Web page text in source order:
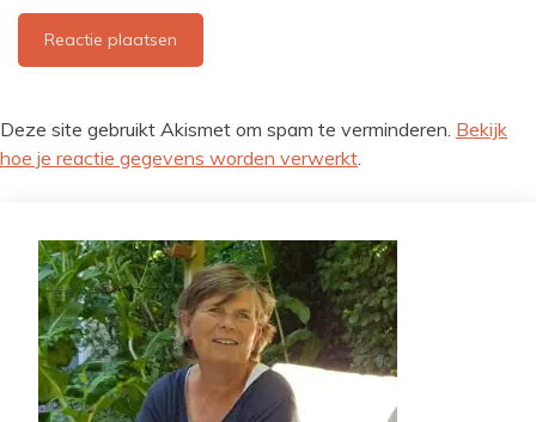
Deze site gebruikt Akismet om spam te verminderen. Bekijk
hoe je reactie gegevens worden verwerkt